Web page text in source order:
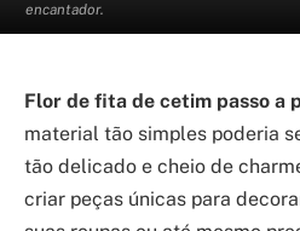
encantador.
Flor de fita de cetim passo a
material tão simples poderia
tão delicado e cheio de
criar peças únicas para